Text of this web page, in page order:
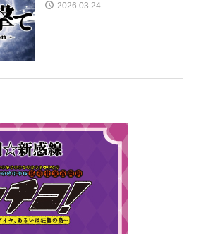
2026.03.24